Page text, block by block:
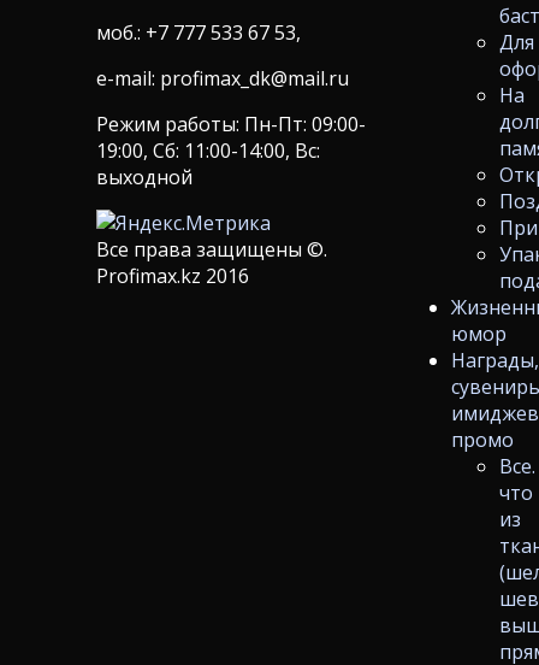
Для
На
юмор
Награды,
промо
Все.
что
из
моб.: +7 777 533 67 53,
e-mail: profimax_dk@mail.ru
Режим работы: Пн-Пт: 09:00-
19:00, Сб: 11:00-14:00, Вс:
выходной
Все права защищены ©.
Profimax.kz 2016